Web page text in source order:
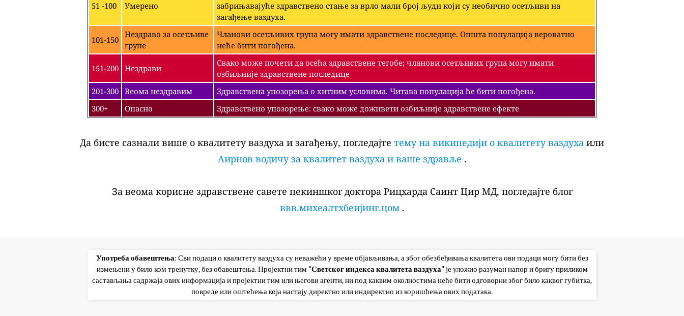
51 -100 Умерено
забрињавајуће здравствено стање за врло мали број људи који су необично осетљиви на
загађење ваздуха.
101-150
Нездраво за осетљиве
групе
Чланови осетљивих група могу имати здравствене последице. Општа популација вероватно
неће бити погођена.
151-200 Нездрави
Свако може почети да осећа здравствене тегобе; чланови осетљивих група могу имати
озбиљније здравствене последице
201-300 Веома нездравим
Здравствена упозорења о хитним условима. Читава популација ће бити погођена.
300+
Опасно Здравствено упозорење: свако може доживети озбиљније здравствене ефекте
Да бисте сазнали више о квалитету ваздуха и загађењу, погледајте тему на википедији о квалитету ваздуха или
Аирнов водичу за квалитет ваздуха и ваше здравље .
За веома корисне здравствене савете пекиншког доктора Рицхарда Саинт Цир МД, погледајте блог
ввв.михеалтхбеијинг.цом.
Употреба обавештења: Сви подаци о квалитету ваздуха су неважећи у време објављивања, а због обезбеђивања квалитета ови подаци могу бити без
измењени у било ком тренутку, без обавештења. Пројектни тим "Светског индекса квалитета ваздуха"је уложио разуман напор и бригу приликом
састављања садржаја ових информација и пројектни тим или његови агенти, ни под каквим околностима неће бити одговорни због било каквог губитка,
повреде или оштећења која настају директно или индиректно из коришћења ових података.